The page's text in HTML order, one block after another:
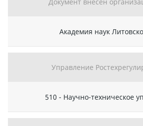
Документ внесен
Академия наук
Управление
510 - Научно-техническое